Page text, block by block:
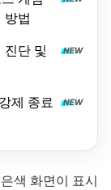
방법
진단 및
제 종료
색 화면이 표시